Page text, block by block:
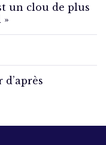
un clou de plus